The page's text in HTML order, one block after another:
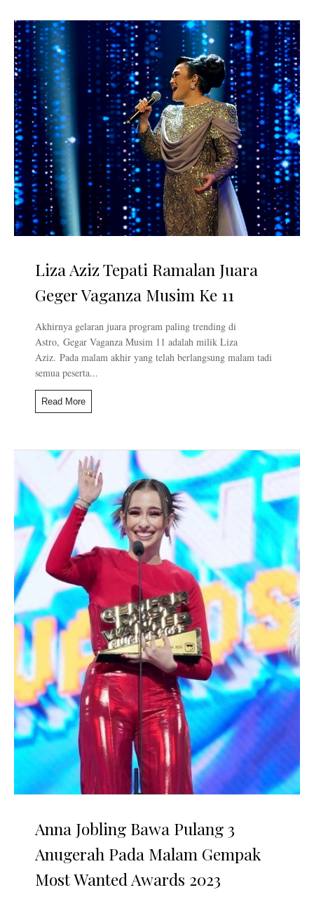
Liza Aziz Tepati Ramalan Juara
Geger Vaganza Musim Ke 11
Akhirnya gelaran juara program paling trending di
Astro, Gegar Vaganza Musim 11 adalah milik Liza
Aziz. Pada malam akhir yang telah berlangsung malam tadi
semua peserta...
Read More
Anna Jobling Bawa Pulang 3
Anugerah Pada Malam Gempak
Most Wanted Awards 2023